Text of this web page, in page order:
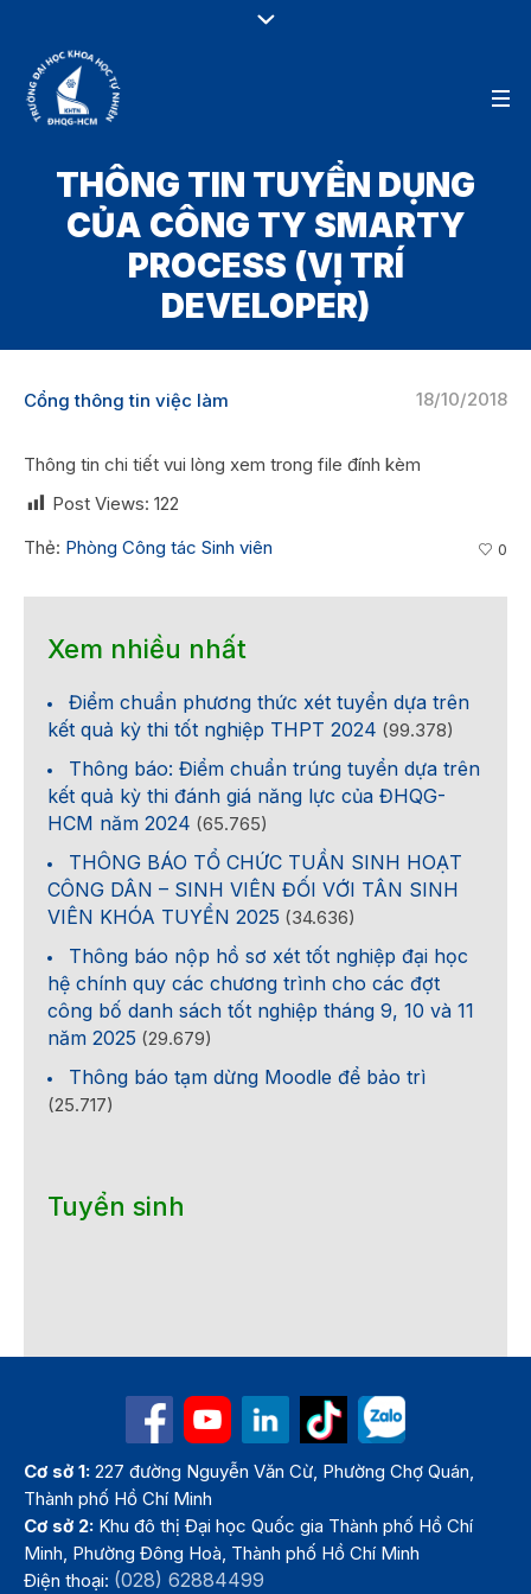
THÔNG TIN TUYỂN DỤNG
CỦA CÔNG TY SMARTY
PROCESS (VỊ TRÍ
DEVELOPER)
18/10/2018
Cổng thông tin việc làm
Thông tin chi tiết vui lòng xem trong file đính kèm
Post Views: 122
Thẻ: Phòng Công tác Sinh viên 0
Xem nhiều nhất
Điểm chuẩn phương thức xét tuyển dựa trên
kết quả kỳ thi tốt nghiệp THPT 2024 (99.378)
Thông báo: Điểm chuẩn trúng tuyển dựa trên
kết quả kỳ thi đánh giá năng lực của ĐHQG-
HCM năm 2024 (65.765)
THÔNG BÁO TỔ CHỨC TUẦN SINH HOẠT
CÔNG DÂN – SINH VIÊN ĐỐI VỚI TÂN SINH
VIÊN KHÓA TUYỂN 2025 (34.636)
Thông báo nộp hồ sơ xét tốt nghiệp đại học
hệ chính quy các chương trình cho các đợt
công bố danh sách tốt nghiệp tháng 9, 10 và 11
năm 2025 (29.679)
Thông báo tạm dừng Moodle để bảo trì
(25.717)
Tuyển sinh
Cơ sở 1: 227 đường Nguyễn Văn Cừ, Phường Chợ Quán,
Thành phố Hồ Chí Minh
Cơ sở 2: Khu đô thị Đại học Quốc gia Thành phố Hồ Chí
Minh, Phường Đông Hoà, Thành phố Hồ Chí Minh
Điện thoại: (028) 62884499